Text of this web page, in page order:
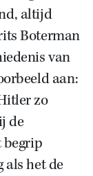
altijd
Boterman
van
aan:
zo
de
begrip
als het de